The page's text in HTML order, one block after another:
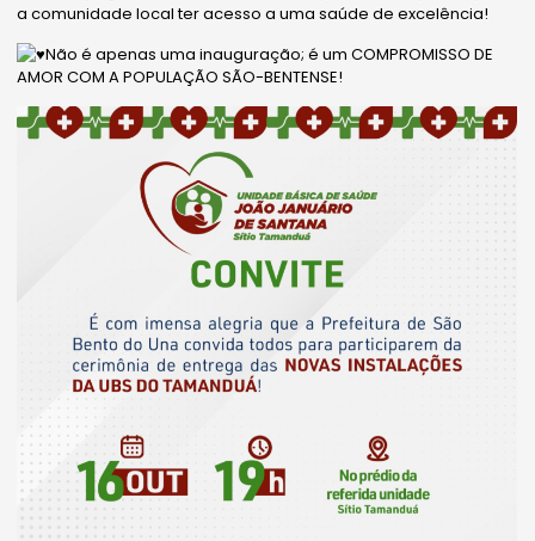
a comunidade local ter acesso a uma saúde de excelência!
Não é apenas uma inauguração; é um COMPROMISSO DE
AMOR COM A POPULAÇÃO SÃO-BENTENSE!